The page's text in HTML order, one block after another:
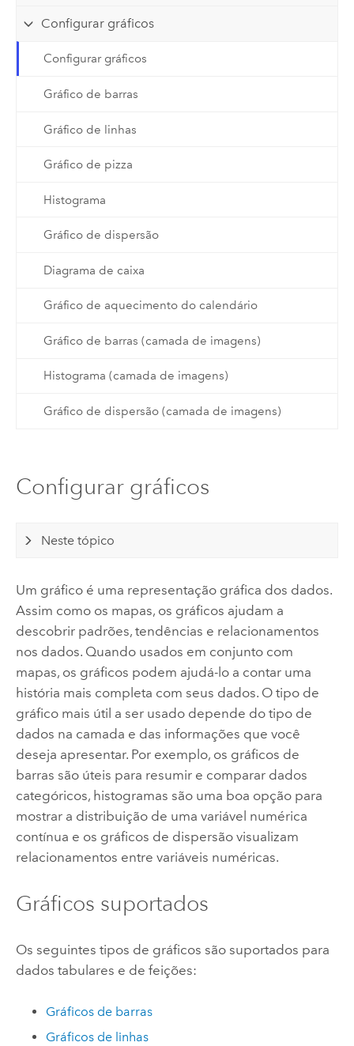
Configurar gráficos
Configurar gráficos
Gráfico de barras
Gráfico de linhas
Gráfico de pizza
Histograma
Gráfico de dispersão
Diagrama de caixa
Gráfico de aquecimento do calendário
Gráfico de barras (camada de imagens)
Histograma (camada de imagens)
Gráfico de dispersão (camada de imagens)
Configurar gráficos
Neste tópico
Um gráfico é uma representação gráfica dos dados.
Assim como os mapas, os gráficos ajudam a
descobrir padrões, tendências e relacionamentos
nos dados. Quando usados ​​em conjunto com
mapas, os gráficos podem ajudá-lo a contar uma
história mais completa com seus dados. O tipo de
gráfico mais útil a ser usado depende do tipo de
dados na camada e das informações que você
deseja apresentar. Por exemplo, os gráficos de
barras são úteis para resumir e comparar dados
categóricos, histogramas são uma boa opção para
mostrar a distribuição de uma variável numérica
contínua e os gráficos de dispersão visualizam
relacionamentos entre variáveis ​​numéricas.
Gráficos suportados
Os seguintes tipos de gráficos são suportados para
dados tabulares e de feições:
Gráficos de barras
Gráficos de linhas